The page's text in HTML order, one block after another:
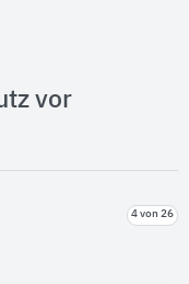
vor
4 von 26